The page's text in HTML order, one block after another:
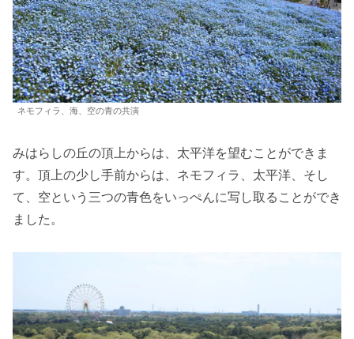
ネモフィラ、海、空の青の共演
みはらしの丘の頂上からは、太平洋を望むことができま
す。頂上の少し手前からは、ネモフィラ、太平洋、そし
て、空という三つの青色をいっぺんに写し取ることができ
ました。